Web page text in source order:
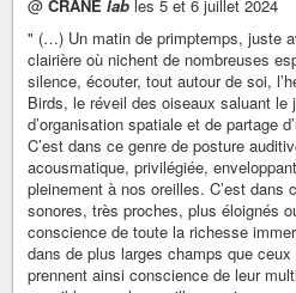
@ CRANE lab les 5 et 6 juillet 2024
" (…) Un matin de primptemps, juste
clairière où nichent de nombreuses
silence, écouter, tout autour de soi,
Birds, le réveil des oiseaux saluant le
d’organisation spatiale et de partage
C’est dans ce genre de posture
acousmatique, privilégiée,
pleinement à nos oreilles. C’est dans
sonores, très proches, plus éloignés
conscience de toute la richesse
dans de plus larges champs que
prennent ainsi conscience de leur